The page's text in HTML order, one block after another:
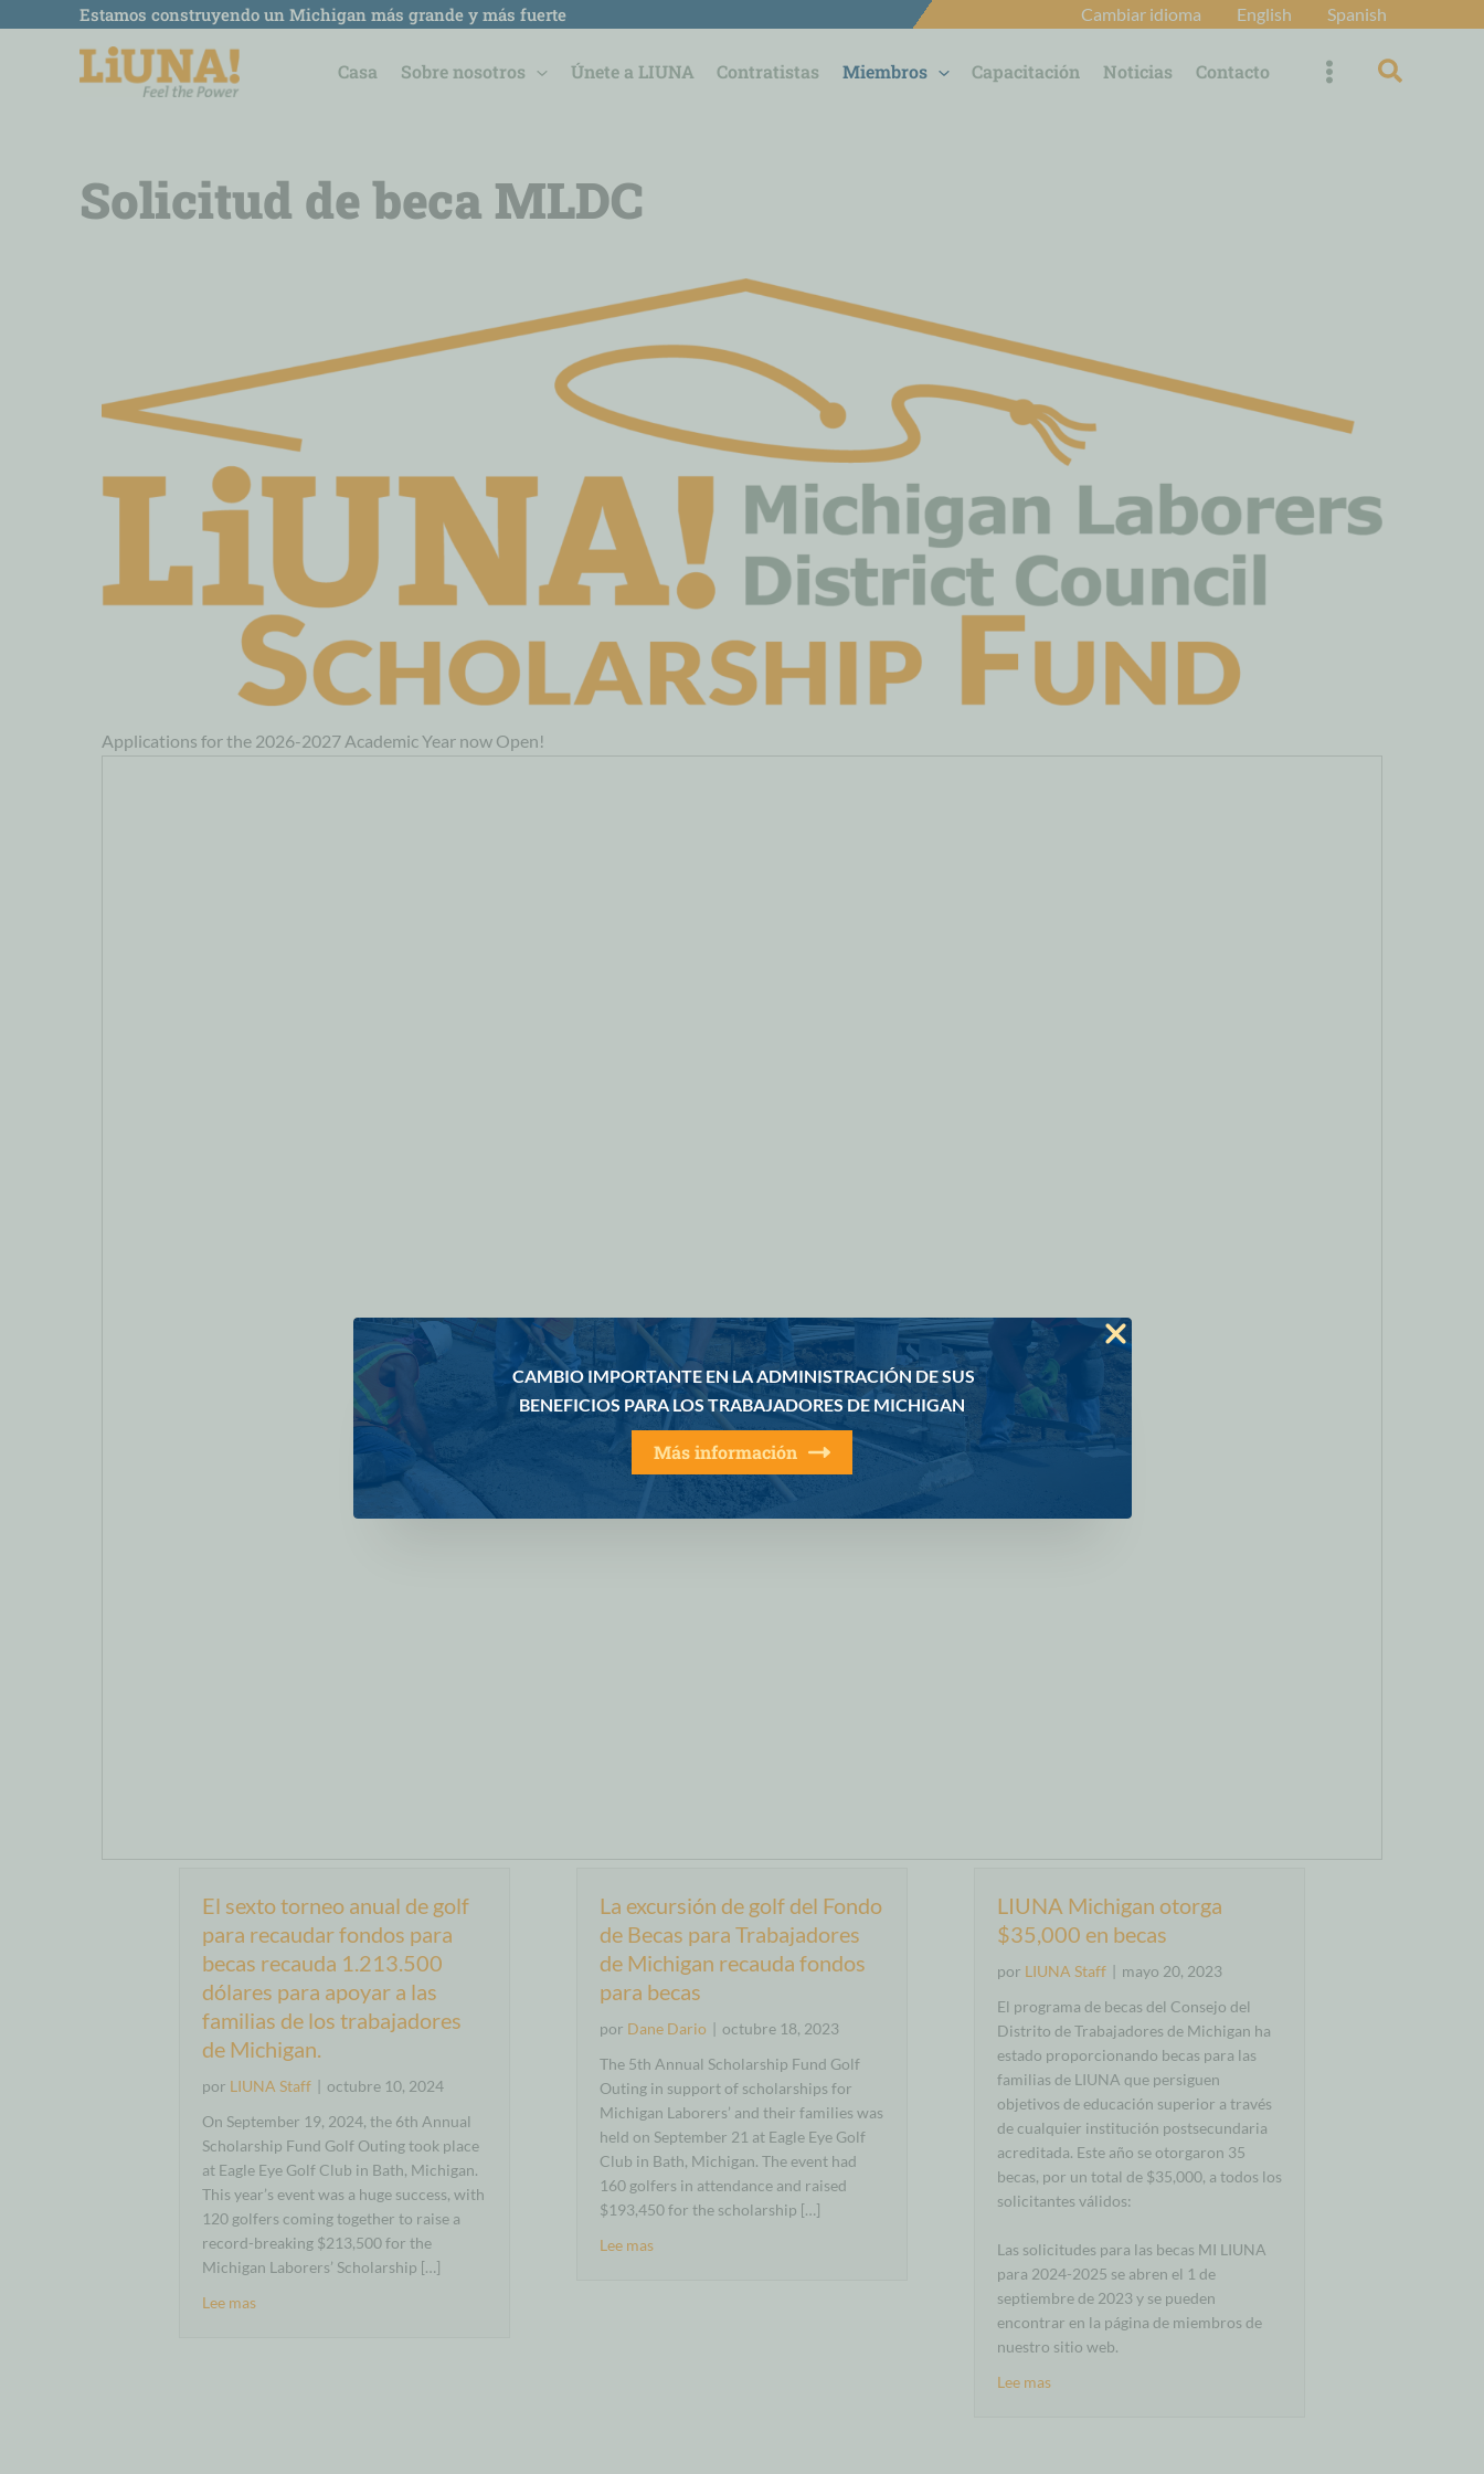
CAMBIO IMPORTANTE EN LA ADMINISTRACIÓN DE SUS
BENEFICIOS PARA LOS TRABAJADORES DE MICHIGAN
Más información
Estamos construyendo un Michigan más grande y más fuerte Cambiar idioma English Spanish
Casa Sobre nosotros Únete a LIUNA Contratistas Miembros Capacitación Noticias Contacto
Solicitud de beca MLDC
Applications for the 2026-2027 Academic Year now Open!
El sexto torneo anual de golf
para recaudar fondos para
becas recauda 1.213.500
dólares para apoyar a las
familias de los trabajadores
de Michigan.
por LIUNA Staff | octubre 10, 2024
On September 19, 2024, the 6th Annual
Scholarship Fund Golf Outing took place
at Eagle Eye Golf Club in Bath, Michigan.
This year’s event was a huge success, with
120 golfers coming together to raise a
record-breaking $213,500 for the
Michigan Laborers’ Scholarship […]
Lee mas
La excursión de golf del Fondo
de Becas para Trabajadores
de Michigan recauda fondos
para becas
por Dane Dario | octubre 18, 2023
The 5th Annual Scholarship Fund Golf
Outing in support of scholarships for
Michigan Laborers’ and their families was
held on September 21 at Eagle Eye Golf
Club in Bath, Michigan. The event had
160 golfers in attendance and raised
$193,450 for the scholarship […]
Lee mas
LIUNA Michigan otorga
$35,000 en becas
por LIUNA Staff | mayo 20, 2023
El programa de becas del Consejo del
Distrito de Trabajadores de Michigan ha
estado proporcionando becas para las
familias de LIUNA que persiguen
objetivos de educación superior a través
de cualquier institución postsecundaria
acreditada. Este año se otorgaron 35
becas, por un total de $35,000, a todos los
solicitantes válidos:
Las solicitudes para las becas MI LIUNA
para 2024-2025 se abren el 1 de
septiembre de 2023 y se pueden
encontrar en la página de miembros de
nuestro sitio web.
Lee mas